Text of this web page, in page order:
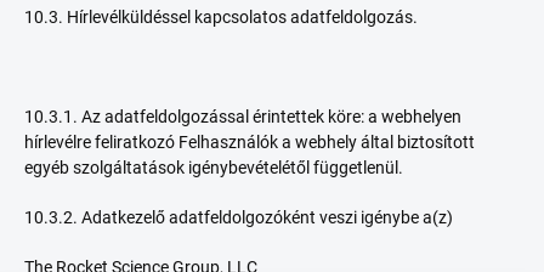
10.3. Hírlevélküldéssel kapcsolatos adatfeldolgozás.
10.3.1. Az adatfeldolgozással érintettek köre: a webhelyen
hírlevélre feliratkozó Felhasználók a webhely által biztosított
egyéb szolgáltatások igénybevételétől függetlenül.
10.3.2. Adatkezelő adatfeldolgozóként veszi igénybe a(z)
The Rocket Science Group, LLC